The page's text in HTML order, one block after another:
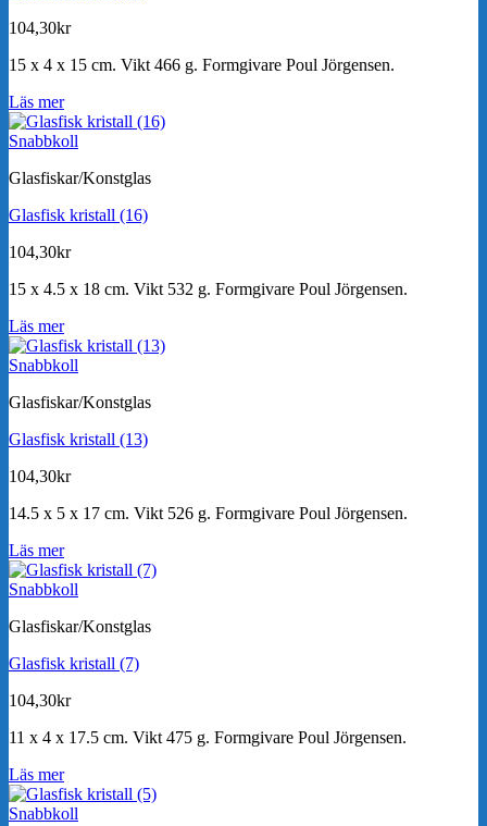
104,30kr
15 x 4 x 15 cm. Vikt 466 g. Formgivare Poul Jörgensen.
Läs mer
Snabbkoll
Glasfiskar/Konstglas
Glasfisk kristall (16)
104,30kr
15 x 4.5 x 18 cm. Vikt 532 g. Formgivare Poul Jörgensen.
Läs mer
Snabbkoll
Glasfiskar/Konstglas
Glasfisk kristall (13)
104,30kr
14.5 x 5 x 17 cm. Vikt 526 g. Formgivare Poul Jörgensen.
Läs mer
Snabbkoll
Glasfiskar/Konstglas
Glasfisk kristall (7)
104,30kr
11 x 4 x 17.5 cm. Vikt 475 g. Formgivare Poul Jörgensen.
Läs mer
Snabbkoll